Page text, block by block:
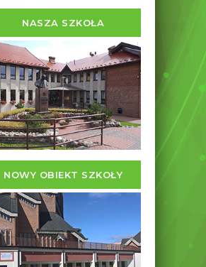
NASZA SZKOŁA
NOWY OBIEKT SZKOŁY